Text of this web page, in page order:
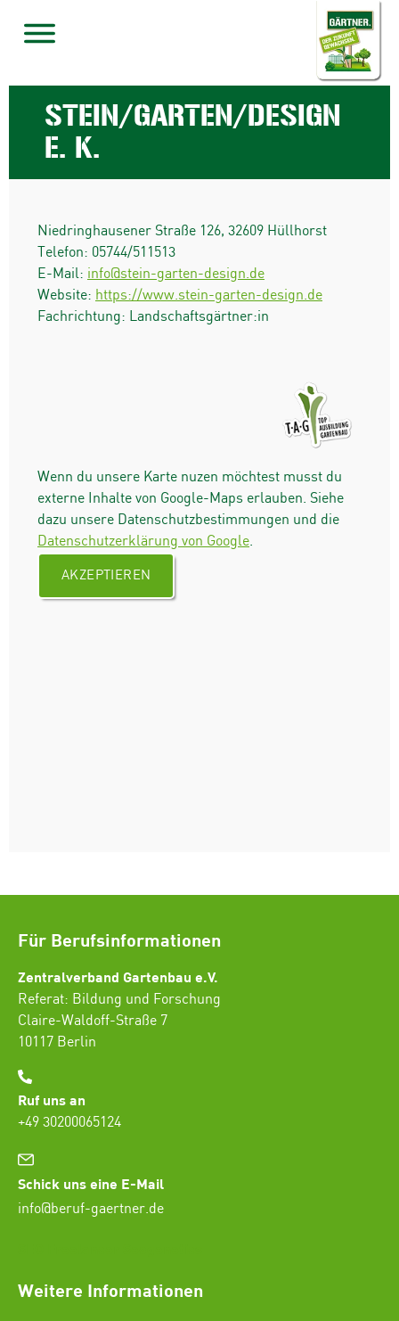
STEIN/GARTEN/DESIGN
E. K.
Niedringhausener Straße 126, 32609 Hüllhorst
Telefon: 05744/511513
E-Mail: info@stein-garten-design.de
Website: https://www.stein-garten-design.de
Fachrichtung: Landschaftsgärtner:in
Wenn du unsere Karte nuzen möchtest musst du
externe Inhalte von Google-Maps erlauben. Siehe
dazu unsere Datenschutzbestimmungen und die
Datenschutzerklärung von Google.
AKZEPTIEREN
Für Berufsinformationen
Zentralverband Gartenbau e.V.
Referat: Bildung und Forschung
Claire-Waldoff-Straße 7
10117 Berlin
Ruf uns an
+49 30200065124
Schick uns eine E-Mail
info@beruf-gaertner.de
Weitere Informationen